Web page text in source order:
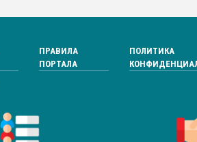
ПРАВИЛА
ПОРТАЛА
ПОЛИТИКА